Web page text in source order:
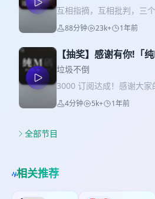
互相指摘，互相批判，三
到的照片↓↓↓ 安子家的艺
制麦克风架： bonus 延庆
88分钟 23k+ 1年前
【抽奖】感谢有你!「
圾不倒 Vol.sp
垃圾不倒
3000 订阅达成！感谢大家
4分钟 5k+ 1年前
全部节目
相关推荐